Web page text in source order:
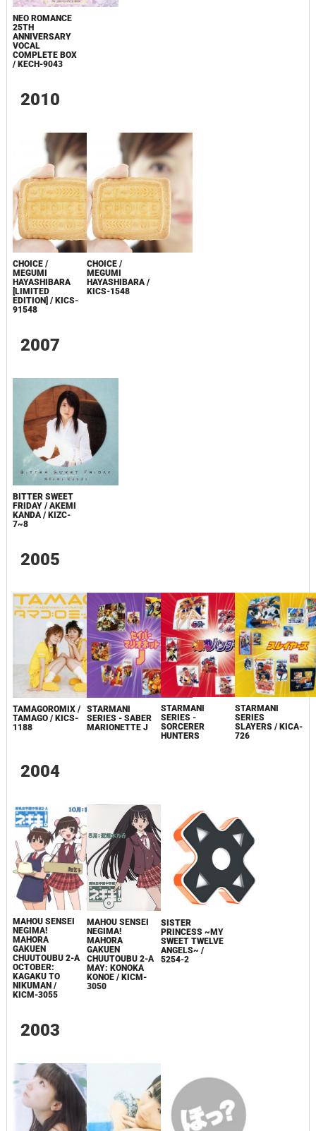
NEO ROMANCE
25TH
ANNIVERSARY
VOCAL
COMPLETE BOX
/ KECH-9043
2010
CHOICE /
MEGUMI
HAYASHIBARA
[LIMITED
EDITION] / KICS-
91548
CHOICE /
MEGUMI
HAYASHIBARA /
KICS-1548
2007
BITTER SWEET
FRIDAY / AKEMI
KANDA / KIZC-
7~8
2005
TAMAGOROMIX /
TAMAGO / KICS-
1188
STARMANI
SERIES - SABER
MARIONETTE J
STARMANI
SERIES -
SORCERER
HUNTERS
STARMANI
SERIES
SLAYERS / KICA-
726
2004
MAHOU SENSEI
NEGIMA!
MAHORA
GAKUEN
CHUUTOUBU 2-A
OCTOBER:
KAGAKU TO
NIKUMAN /
KICM-3055
MAHOU SENSEI
NEGIMA!
MAHORA
GAKUEN
CHUUTOUBU 2-A
MAY: KONOKA
KONOE / KICM-
3050
SISTER
PRINCESS ~MY
SWEET TWELVE
ANGELS~ /
5254-2
2003